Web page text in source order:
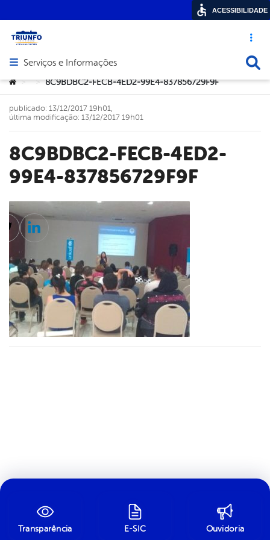
Acesso
Abrir menu principal de navegação
Serviços e Informações
Você está aqui:
> > 8C9BDBC2-FECB-4ED2-99E4-837856729F9F
8C9BDBC2-FECB-4ED2-
99E4-837856729F9F
publicado: 13/12/2017 19h01,
última modificação: 13/12/2017 19h01
TwitterLinkedin
Transparência E-SIC Ouvidoria
ACESSIBILIDADE